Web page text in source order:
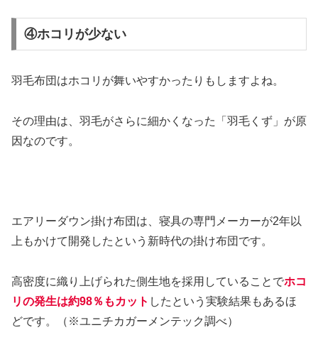
④ホコリが少ない
羽毛布団はホコリが舞いやすかったりもしますよね。
その理由は、羽毛がさらに細かくなった「羽毛くず」が原
因なのです。
エアリーダウン掛け布団は、寝具の専門メーカーが2年以
上もかけて開発したという新時代の掛け布団です。
高密度に織り上げられた側生地を採用していることでホコ
リの発生は約98％もカット したという実験結果もあるほ
どです。（※ユニチカガーメンテック調べ）